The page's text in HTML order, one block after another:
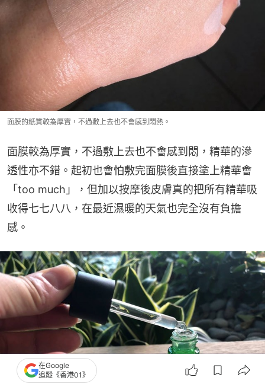
面膜的紙質較為厚實，不過敷上去也不會感到悶熱。
面膜較為厚實，不過敷上去也不會感到悶，精華的滲
透性亦不錯。起初也會怕敷完面膜後直接塗上精華會
「too much」，但加以按摩後皮膚真的把所有精華吸
收得七七八八，在最近濕暖的天氣也完全沒有負擔
感。
在Google
追蹤《香港01》